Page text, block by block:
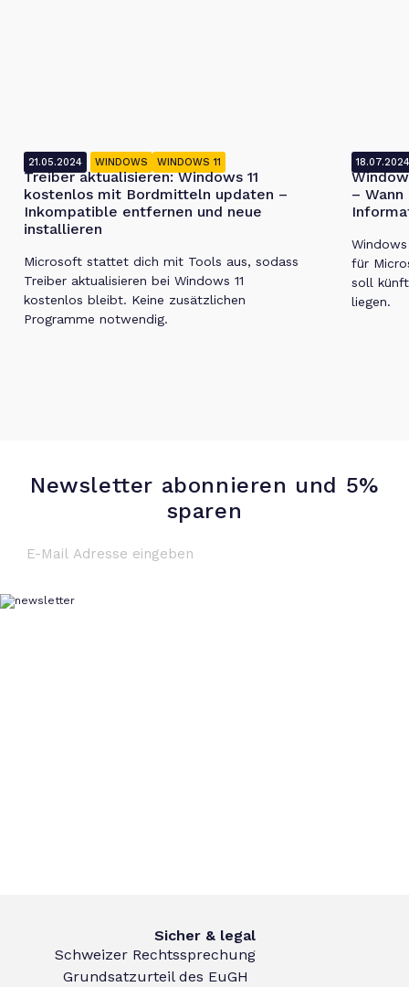
21.05.2024 WINDOWS WINDOWS 11
Treiber aktualisieren: Windows 11
kostenlos mit Bordmitteln updaten –
Inkompatible entfernen und neue
installieren
Microsoft stattet dich mit Tools aus, sodass
Treiber aktualisieren bei Windows 11
kostenlos bleibt. Keine zusätzlichen
Programme notwendig.
–
für
soll
liegen.
Newsletter abonnieren und 5%
sparen
Sicher & legal
Schweizer Rechtssprechung
Grundsatzurteil des EuGH